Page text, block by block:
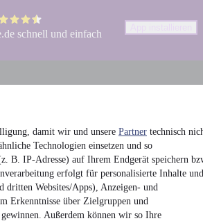
damit wir und unsere Partner technisch
Technologien einsetzen und so
B. IP-Adresse) auf Ihrem Endgerät speichern
erfolgt für personalisierte Inhalte und
dritten Websites/Apps), Anzeigen- und
Erkenntnisse über Zielgruppen und
Außerdem können wir so Ihre
schnell und einfach
(English)